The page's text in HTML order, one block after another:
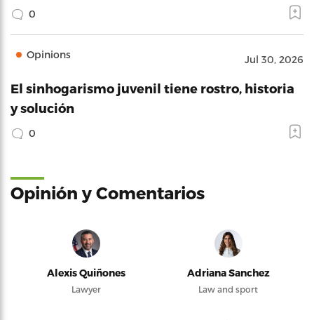
0
Opinions Jul 30, 2026
El sinhogarismo juvenil tiene rostro, historia
y solución
0
Opinión y Comentarios
Alexis Quiñones
Lawyer
Adriana Sanchez
Law and sport